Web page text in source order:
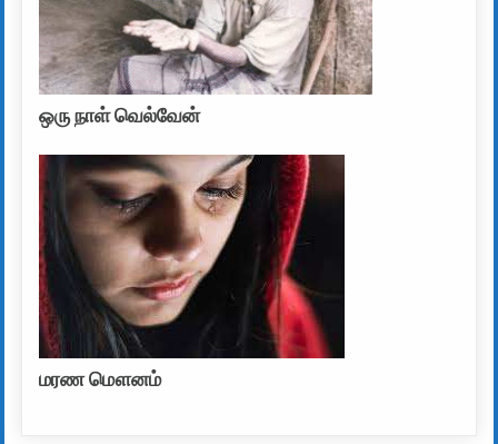
ஒரு நாள் வெல்வேன்
மரண மௌனம்